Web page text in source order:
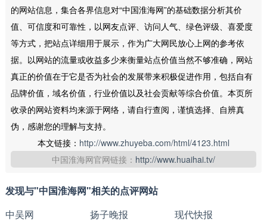
的网站信息，集合各界信息对“中国淮海网”的基础数据分析其价
值、可信度和可靠性，以网友点评、访问人气、绿色评级、喜爱度
等方式，把站点详细用于展示，作为广大网民放心上网的参考依
据。以网站的流量或收益多少来衡量站点价值当然不够准确，网站
真正的价值在于它是否为社会的发展带来积极促进作用，包括自有
品牌价值，域名价值，行业价值以及社会贡献等综合价值。本页所
收录的网站资料均来源于网络，请自行查阅，谨慎选择、自辨真
伪，感谢您的理解与支持。
本文链接： http://www.zhuyeba.com/html/4123.html
中国淮海网官网链接： http://www.huaihai.tv/
发现与"中国淮海网"相关的点评网站
中吴网
扬子晚报
现代快报